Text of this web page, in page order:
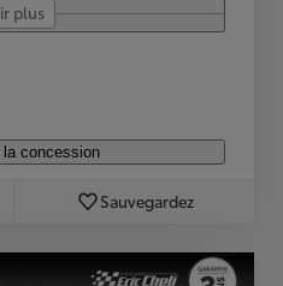
plus
concession
Sauvegardez